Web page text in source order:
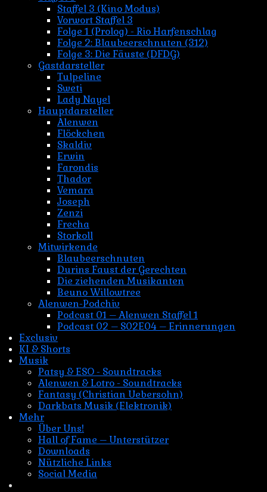
Staffel 3 (Kino Modus)
Vorwort Staffel 3
Folge 1 (Prolog) - Rio Harfenschlag
Folge 2: Blaubeerschnuten (312)
Folge 3: Die Fäuste (DFDG)
Gastdarsteller
Tulpeline
Sweti
Lady Nayel
Hauptdarsteller
Alenwen
Flöckchen
Skaldiv
Erwin
Farondis
Thador
Vemara
Joseph
Zenzi
Frecha
Storkoll
Mitwirkende
Blaubeerschnuten
Durins Faust der Gerechten
Die ziehenden Musikanten
Beuno Willowtree
Alenwen-Podchiv
Podcast 01 – Alenwen Staffel 1
Podcast 02 – S02E04 – Erinnerungen
Exclusiv
KI & Shorts
Musik
Patsy & ESO - Soundtracks
Alenwen & Lotro - Soundtracks
Fantasy (Christian Uebersohn)
Darkbats Musik (Elektronik)
Mehr
Über Uns!
Hall of Fame – Unterstützer
Downloads
Nützliche Links
Social Media